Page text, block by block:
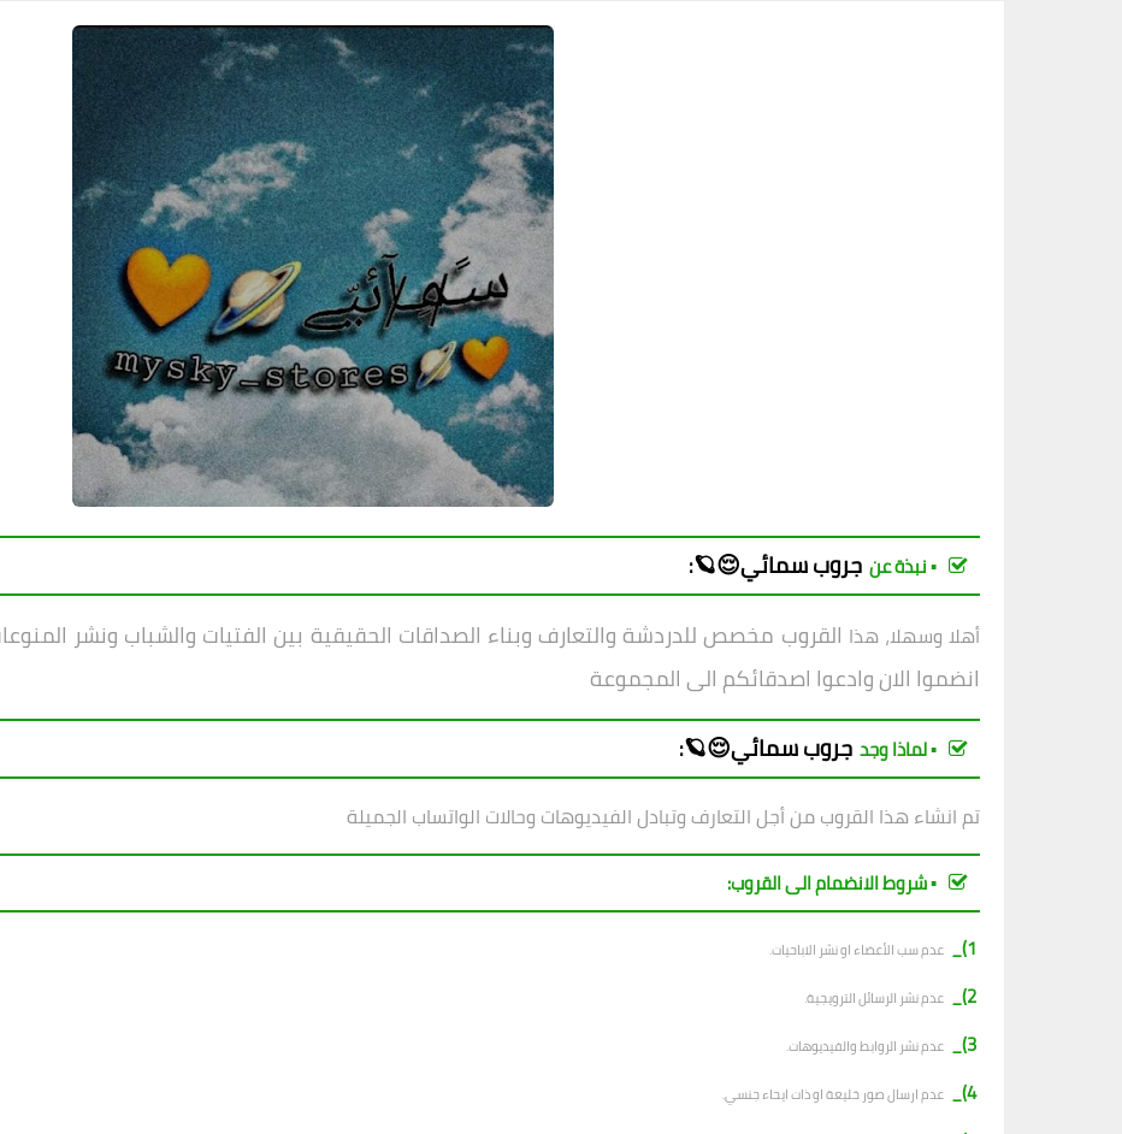
▪︎ نبذة عن جروبسمائي😌🪐:
أهلا وسهلا، هذا القروب مخصص للدردشة والتعارف وبناء الصداقات الحقيقية بين الفتيات والشباب ونشر
انضموا الان وادعوا اصدقائكم الى المجموعة
▪︎ لماذا وجد جروبسمائي😌🪐:
تم انشاء هذا القروب من أجل التعارف وتبادل الفيديوهات وحالات الواتساب الجميلة
▪︎ شروط الانضمام الى القروب:
1)_
عدم سب الأعضاء او نشر الاباحيات.
2)_ عدم نشر الرسائل الترويجية.
3)_ عدم نشر الروابط والفيديوهات.
4)_ عدم ارسال صور خليعة او ذات ايحاء جنسي.